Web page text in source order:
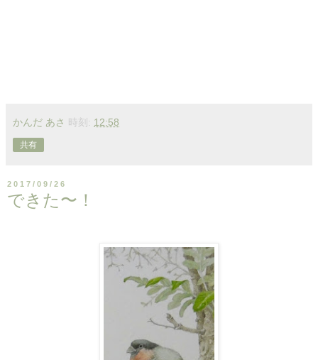
かんだ あさ 時刻: 12:58
共有
2017/09/26
できた〜！